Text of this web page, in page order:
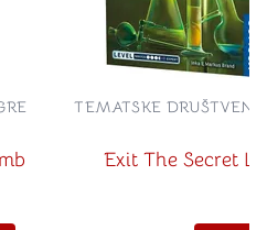
Exit The Secret
TEMATSKE DRUŠTVENE